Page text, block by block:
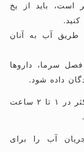
است، باید از یخ
طریق آب به آنان
سرما، داروها
داده شود.
هم چنین جوجه ها باید آبی را حداکثر در ۱ تا ۲ ساعت
آب را برای